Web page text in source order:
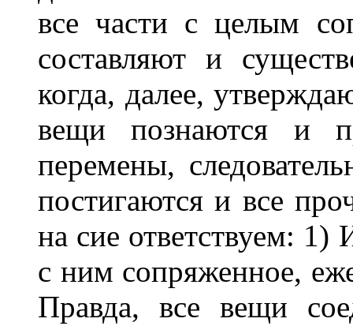
все части с целым
составляют и
когда, далее,
вещи познаются и
перемены,
постигаются и все
на сие ответствуем: 1)
с ним сопряженное,
Правда, все вещи